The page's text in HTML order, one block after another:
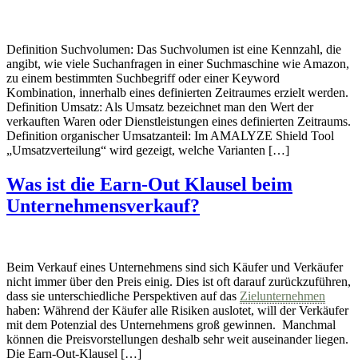
Definition Suchvolumen: Das Suchvolumen ist eine Kennzahl, die
angibt, wie viele Suchanfragen in einer Suchmaschine wie Amazon,
zu einem bestimmten Suchbegriff oder einer Keyword
Kombination, innerhalb eines definierten Zeitraumes erzielt werden.
Definition Umsatz: Als Umsatz bezeichnet man den Wert der
verkauften Waren oder Dienstleistungen eines definierten Zeitraums.
Definition organischer Umsatzanteil: Im AMALYZE Shield Tool
„Umsatzverteilung“ wird gezeigt, welche Varianten […]
Was ist die Earn-Out Klausel beim
Unternehmensverkauf?
Beim Verkauf eines Unternehmens sind sich Käufer und Verkäufer
nicht immer über den Preis einig. Dies ist oft darauf zurückzuführen,
dass sie unterschiedliche Perspektiven auf das Zielunternehmen
haben: Während der Käufer alle Risiken auslotet, will der Verkäufer
mit dem Potenzial des Unternehmens groß gewinnen. Manchmal
können die Preisvorstellungen deshalb sehr weit auseinander liegen.
Die Earn-Out-Klausel […]